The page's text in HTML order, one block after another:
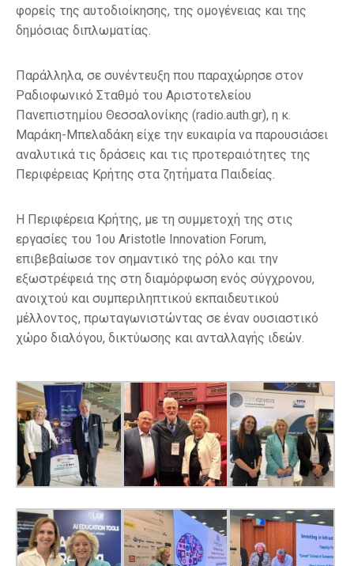
φορείς της αυτοδιοίκησης, της ομογένειας και της
δημόσιας διπλωματίας.
Παράλληλα, σε συνέντευξη που παραχώρησε στον
Ραδιοφωνικό Σταθμό του Αριστοτελείου
Πανεπιστημίου Θεσσαλονίκης (radio.auth.gr), η κ.
Μαράκη-Μπελαδάκη είχε την ευκαιρία να παρουσιάσει
αναλυτικά τις δράσεις και τις προτεραιότητες της
Περιφέρειας Κρήτης στα ζητήματα Παιδείας.
Η Περιφέρεια Κρήτης, με τη συμμετοχή της στις
εργασίες του 1ου Aristotle Innovation Forum,
επιβεβαίωσε τον σημαντικό της ρόλο και την
εξωστρέφειά της στη διαμόρφωση ενός σύγχρονου,
ανοιχτού και συμπεριληπτικού εκπαιδευτικού
μέλλοντος, πρωταγωνιστώντας σε έναν ουσιαστικό
χώρο διαλόγου, δικτύωσης και ανταλλαγής ιδεών.